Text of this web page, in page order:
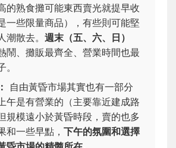
的熟食攤可能東西賣光就提早收
一些限量商品），有些則可能堅
潮散去。 週末（五、六、日）
鬧、攤販最齊全、營業時間也最
自由黃昏市場其實也有一部分
午是有營業的（主要靠近建成路
規模遠小於黃昏時段，賣的也多
和一些早點， 下午的氛圍和選擇